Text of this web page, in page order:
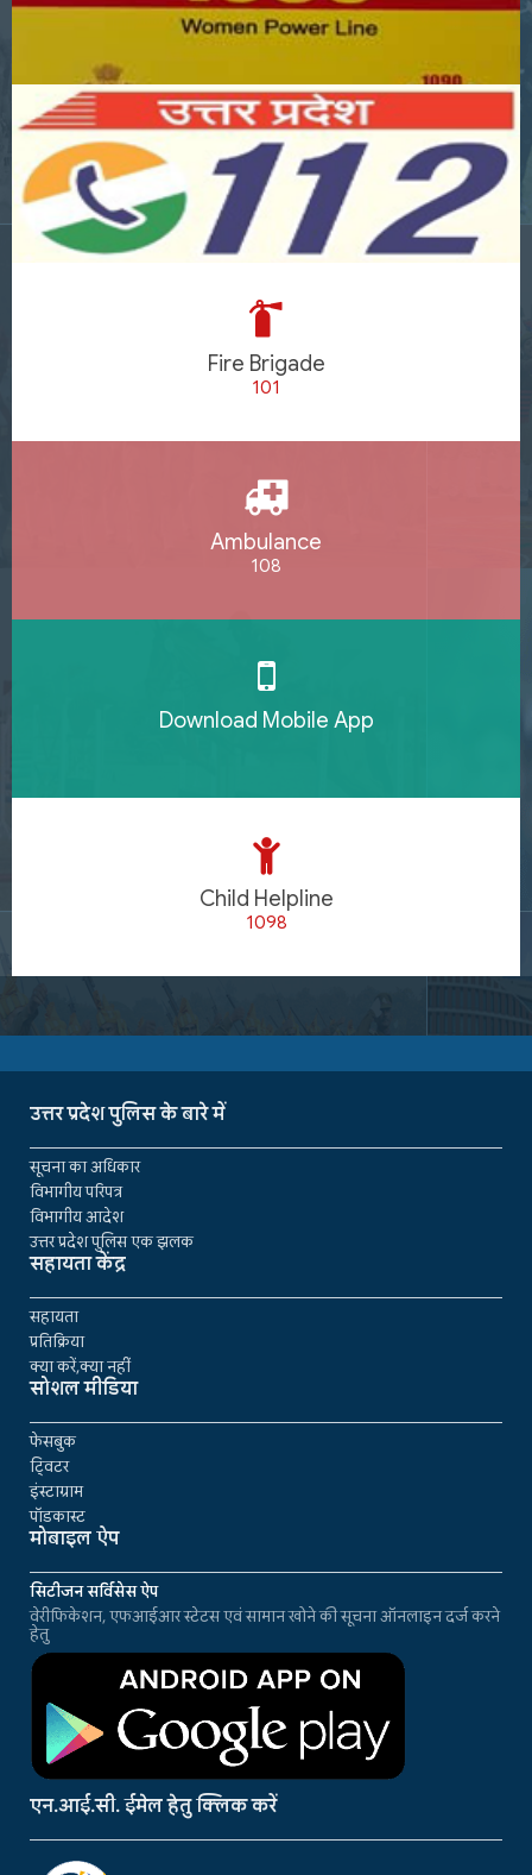
Fire Brigade
101
Ambulance
108
Download Mobile App
Child Helpline
1098
उत्तर प्रदेश पुलिस के बारे में
सूचना का अधिकार
विभागीय परिपत्र
विभागीय आदेश
उत्तर प्रदेश पुलिस एक झलक
सहायता केंद्र
सहायता
प्रतिक्रिया
क्या करें,क्या नहीं
सोशल मीडिया
फेसबुक
ट्विटर
इंस्टाग्राम
पॉडकास्ट
मोबाइल ऐप
सिटीजन सर्विसेस ऐप
वेरीफिकेशन, एफआईआर स्टेटस एवं सामान खोने की सूचना ऑनलाइन दर्ज करने
हेतु
एन.आई.सी. ईमेल हेतु क्लिक करें